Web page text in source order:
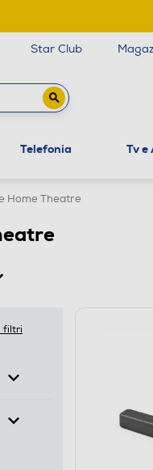
Star Club
Telefonia Tv e
Home Theatre
filtri